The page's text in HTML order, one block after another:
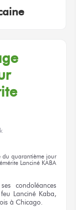
du quarantième jour
émérite Lanciné KABA
ses condoléances
Lanciné Kaba,
à Chicago.